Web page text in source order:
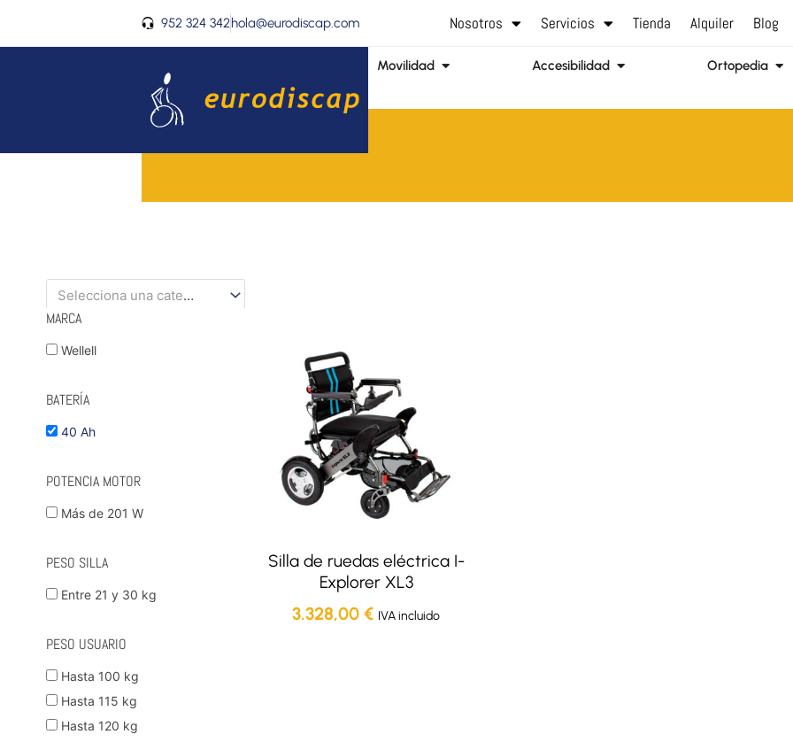
contenido
952 324 342hola@eurodiscap.com Nosotros Servicios Tienda Alquiler Blog
Movilidad Abrir Movilidad Accesibilidad Abrir AccesibilidadOrtopedia
Selecciona una categoría
MARCA
Wellell
BATERÍA
40 Ah
POTENCIA MOTOR
Más de 201 W
PESO SILLA
Entre 21 y 30 kg
PESO USUARIO
Hasta 100 kg
Hasta 115 kg
Hasta 120 kg
Silla de ruedas eléctrica I-
Explorer XL3
3.328,00€ IVA incluido